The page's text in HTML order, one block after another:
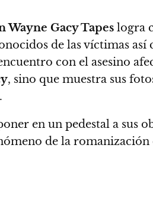
Gacy Tapes logra
de las víctimas
con el asesino
, sino que muestra sus
en un pedestal a sus
de la